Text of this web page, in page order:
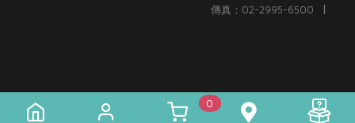
傳真：02-2995-6500 |
0